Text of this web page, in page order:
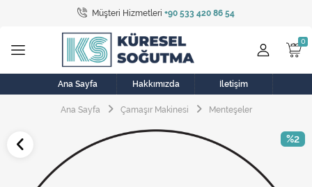
Müşteri Hizmetleri +90 533 420 86 54
Tüm Kategoriler
Bulaşık Makinesi
Buzdolabı
Çamaşır Kurutma Makinesi
Ana Sayfa Hakkımızda İletişim
Ana Sayfa Çamaşır Makinesi Menteşeler
%2